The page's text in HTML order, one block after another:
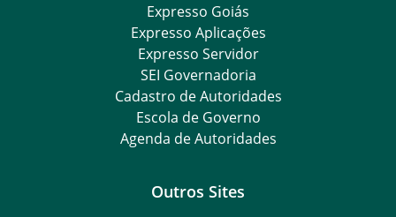
Expresso Goiás
Expresso Aplicações
Expresso Servidor
SEI Governadoria
Cadastro de Autoridades
Escola de Governo
Agenda de Autoridades
Outros Sites